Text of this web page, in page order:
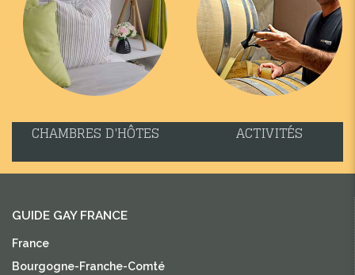
CHAMBRES D'HÔTES ACTIVITÉS
GUIDE GAY FRANCE
France
Bourgogne-Franche-Comté